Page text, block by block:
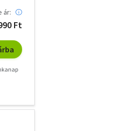
ár:
Ft